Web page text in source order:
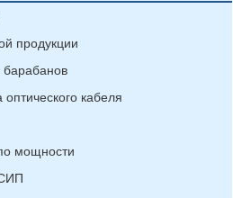
продукции
кабеля
мощности